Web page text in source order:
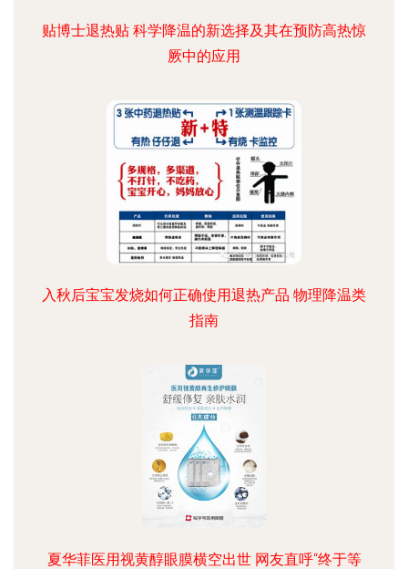
贴博士退热贴 科学降温的新选择及其在预防高热惊
厥中的应用
入秋后宝宝发烧如何正确使用退热产品 物理降温类
指南
夏华菲医用视黄醇眼膜横空出世 网友直呼“终于等